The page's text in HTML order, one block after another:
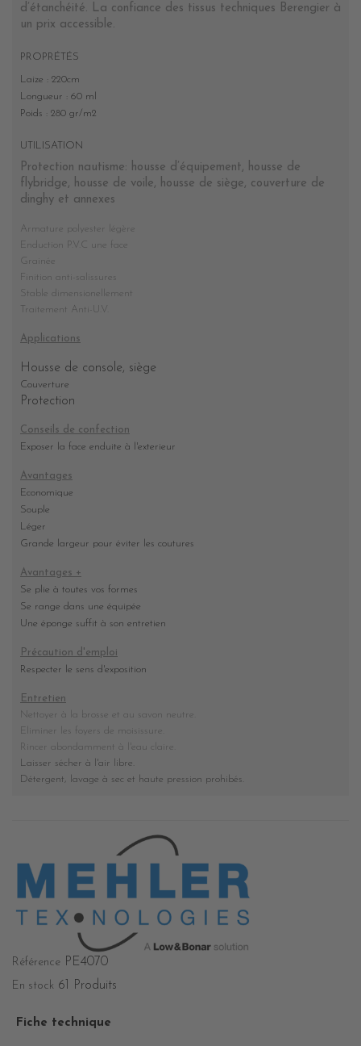
d’étanchéité. La confiance des tissus techniques Berengier à
un prix accessible.
PROPRÉTÉS
Laize : 220cm
Longueur : 60 ml
Poids : 280 gr/m2
UTILISATION
Protection nautisme: housse d’équipement, housse de
flybridge, housse de voile, housse de siège, couverture de
dinghy et annexes
Armature polyester légère
Enduction P.V.C une face
Grainée
Finition anti-salissures
Stable dimensionellement
Traitement Anti-U.V.
Applications
Housse de console, siège
Couverture
Protection
Conseils de confection
Exposer la face enduite à l'exterieur
Avantages
Economique
Souple
Léger
Grande largeur pour éviter les coutures
Avantages +
Se plie à toutes vos formes
Se range dans une équipée
Une éponge suffit à son entretien
Précaution d'emploi
Respecter le sens d'exposition
Entretien
Nettoyer à la brosse et au savon neutre.
Eliminer les foyers de moisissure
Rincer abondamment à l'eau claire.
Laisser sécher à l'air libre.
Détergent, lavage à sec et haute pression prohibés
Référence PE4070
En stock 61 Produits
Fiche technique